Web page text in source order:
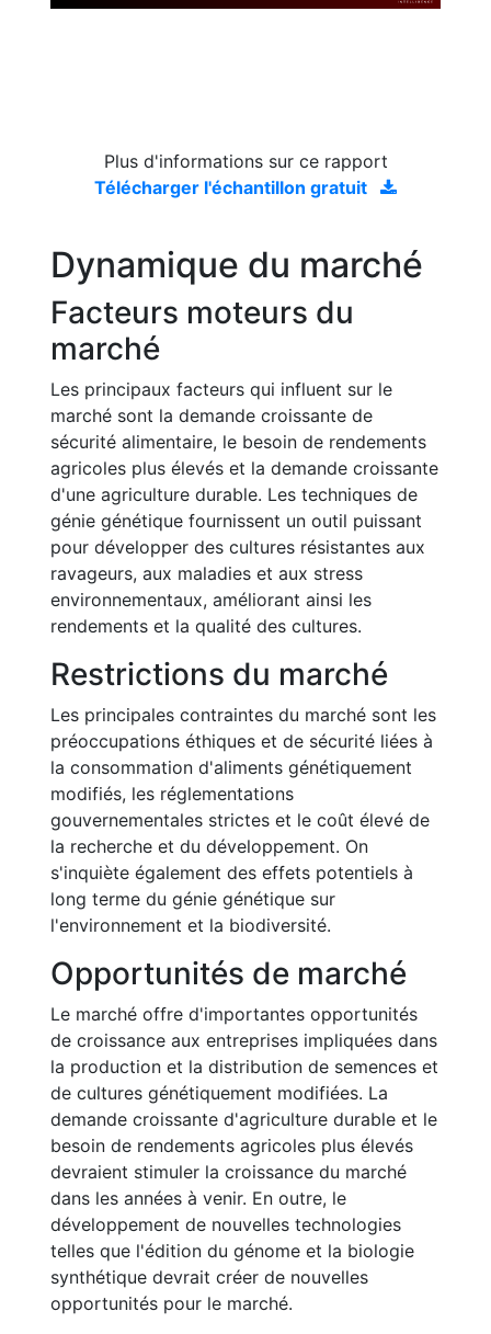
Plus d'informations sur ce rapport
Télécharger l'échantillon gratuit
Dynamique du marché
Facteurs moteurs du
marché
Les principaux facteurs qui influent sur le
marché sont la demande croissante de
sécurité alimentaire, le besoin de rendements
agricoles plus élevés et la demande croissante
d'une agriculture durable. Les techniques de
génie génétique fournissent un outil puissant
pour développer des cultures résistantes aux
ravageurs, aux maladies et aux stress
environnementaux, améliorant ainsi les
rendements et la qualité des cultures.
Restrictions du marché
Les principales contraintes du marché sont les
préoccupations éthiques et de sécurité liées à
la consommation d'aliments génétiquement
modifiés, les réglementations
gouvernementales strictes et le coût élevé de
la recherche et du développement. On
s'inquiète également des effets potentiels à
long terme du génie génétique sur
l'environnement et la biodiversité.
Opportunités de marché
Le marché offre d'importantes opportunités
de croissance aux entreprises impliquées dans
la production et la distribution de semences et
de cultures génétiquement modifiées. La
demande croissante d'agriculture durable et le
besoin de rendements agricoles plus élevés
devraient stimuler la croissance du marché
dans les années à venir. En outre, le
développement de nouvelles technologies
telles que l'édition du génome et la biologie
synthétique devrait créer de nouvelles
opportunités pour le marché.